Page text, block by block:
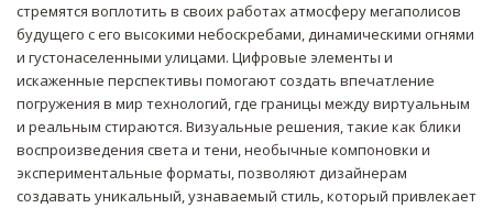
стремятся воплотить в своих работах атмосферу мегаполисов
будущего с его высокими небоскребами, динамическими огнями
и густонаселенными улицами. Цифровые элементы и
искаженные перспективы помогают создать впечатление
погружения в мир технологий, где границы между виртуальным
и реальным стираются. Визуальные решения, такие как блики
воспроизведения света и тени, необычные компоновки и
экспериментальные форматы, позволяют дизайнерам
создавать уникальный, узнаваемый стиль, который привлекает